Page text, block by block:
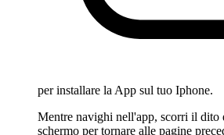
per installare la App sul tuo Iphone.
Mentre navighi nell'app, scorri il dito
schermo per tornare alle pagine